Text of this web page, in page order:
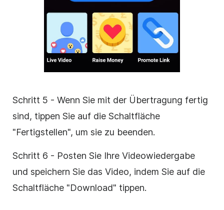
Schritt 5 - Wenn Sie mit der Übertragung fertig
sind, tippen Sie auf die Schaltfläche
"Fertigstellen", um sie zu beenden.
Schritt 6 - Posten Sie Ihre Videowiedergabe
und speichern Sie das Video, indem Sie auf die
Schaltfläche "Download" tippen.